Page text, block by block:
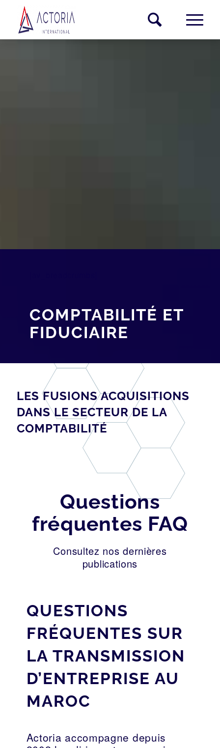
COMPTABILITÉ ET
FIDUCIAIRE
LES FUSIONS ACQUISITIONS
DANS LE SECTEUR DE LA
COMPTABILITÉ
Questions
fréquentes FAQ
Consultez nos dernières
publications
QUESTIONS
FRÉQUENTES SUR
LA TRANSMISSION
D’ENTREPRISE AU
MAROC
Actoria accompagne depuis